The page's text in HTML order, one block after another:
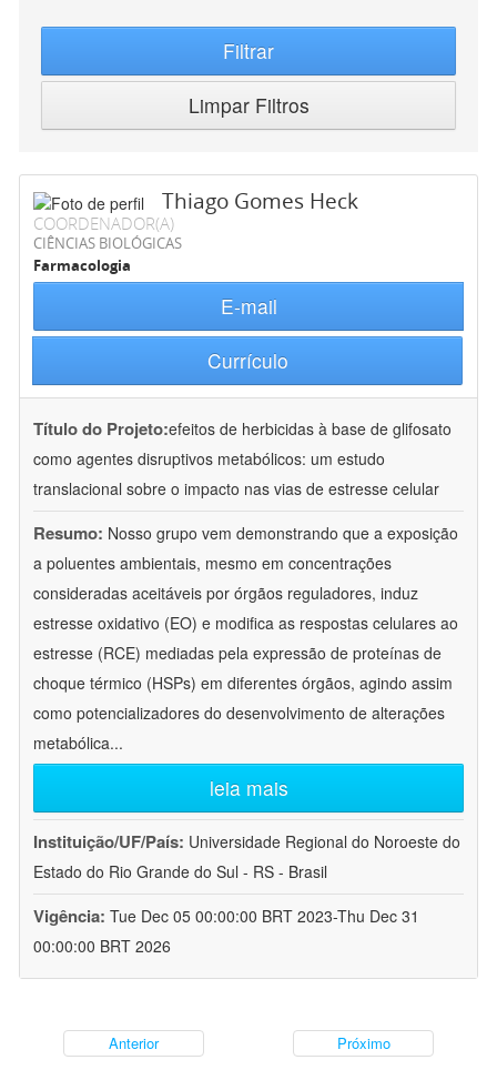
Filtrar
Limpar Filtros
Thiago Gomes Heck
COORDENADOR(A)
CIÊNCIAS BIOLÓGICAS
Farmacologia
E-mail
Currículo
Título do Projeto:efeitos de herbicidas à base de glifosato
como agentes disruptivos metabólicos: um estudo
translacional sobre o impacto nas vias de estresse celular
Resumo: Nosso grupo vem demonstrando que a exposição
a poluentes ambientais, mesmo em concentrações
consideradas aceitáveis por órgãos reguladores, induz
estresse oxidativo (EO) e modifica as respostas celulares ao
estresse (RCE) mediadas pela expressão de proteínas de
choque térmico (HSPs) em diferentes órgãos, agindo assim
como potencializadores do desenvolvimento de alterações
metabólica...
leia mais
Instituição/UF/País: Universidade Regional do Noroeste do
Estado do Rio Grande do Sul - RS - Brasil
Vigência: Tue Dec 05 00:00:00 BRT 2023-Thu Dec 31
00:00:00 BRT 2026
Anterior Próximo